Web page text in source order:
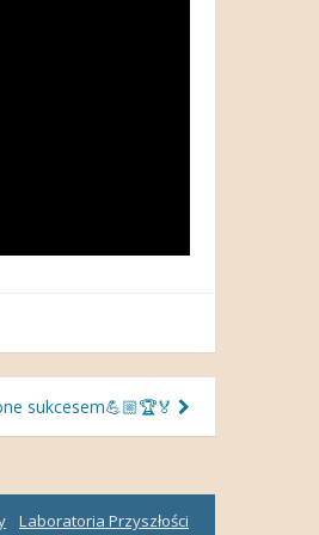
sukcesem💪🏼🏆🏅
Laboratoria Przyszłości